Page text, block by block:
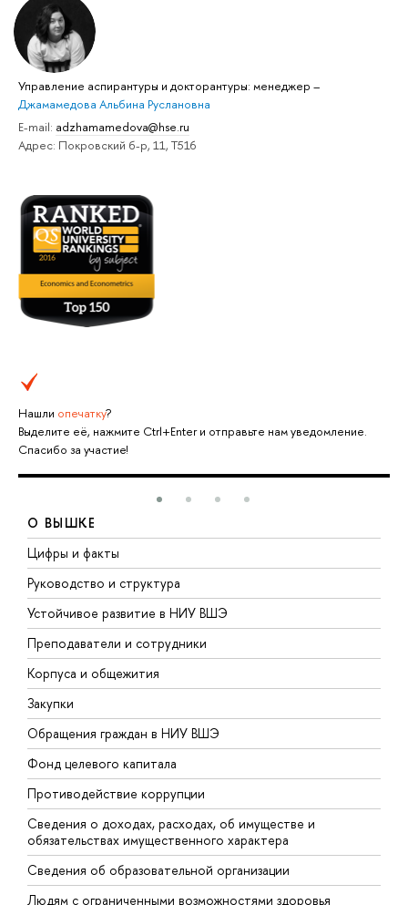
Управление аспирантуры и докторантуры: менеджер –
Джамамедова Альбина Руслановна
E-mail: adzhamamedova@hse.ru
Адрес: Покровский б-р, 11, Т516
Нашли опечатку?
Выделите её, нажмите Ctrl+Enter и отправьте нам уведомление.
Спасибо за участие!
О ВЫШКЕ
Цифры и факты
Руководство и структура
Устойчивое развитие в НИУ ВШЭ
Преподаватели и сотрудники
Корпуса и общежития
Закупки
Обращения граждан в НИУ ВШЭ
Фонд целевого капитала
Противодействие коррупции
Сведения о доходах, расходах, об имуществе и
обязательствах имущественного характера
Сведения об образовательной организации
Людям с ограниченными возможностями здоровья